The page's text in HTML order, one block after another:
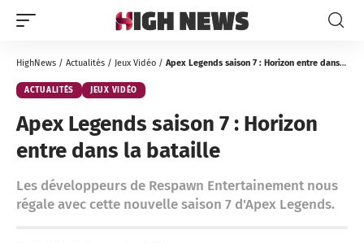
HighNews / Actualités / Jeux Vidéo / Apex Legends saison 7 : Horizon entre dans la bataille
ACTUALITÉS JEUX VIDÉO
Apex Legends saison 7 : Horizon
entre dans la bataille
Les développeurs de Respawn Entertainement nous
régale avec cette nouvelle saison 7 d'Apex Legends.